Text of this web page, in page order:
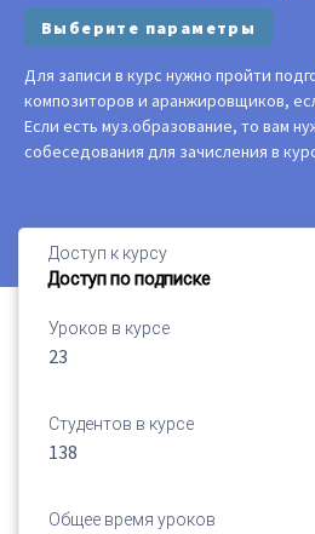
Выберите параметры
Для записи в курс нужно пройти
композиторов и аранжировщиков,
Если есть муз.образование, то вам
собеседования для зачисления в
Доступ к курсу
Доступ по подписке
Уроков в курсе
23
Студентов в курсе
138
Общее время уроков